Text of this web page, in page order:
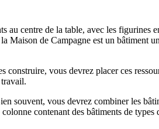
au centre de la table, avec les figurines
Maison de Campagne est un bâtiment
vous devrez placer ces
souvent, vous devrez combiner les
contenant des bâtiments de